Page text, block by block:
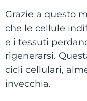
Grazie a questo
che le cellule
e i tessuti
rigenerarsi.
cicli cellulari,
invecchia.